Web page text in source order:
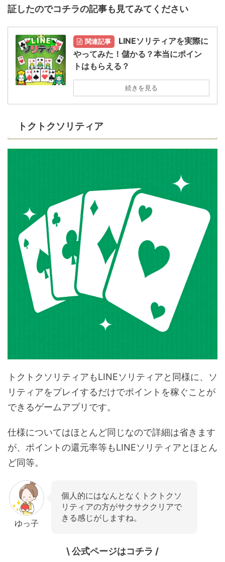
証したのでコチラの記事も見てみてください
関連記事
LINEソリティアを実際に
やってみた！儲かる？本当にポイン
トはもらえる？
続きを見る
トクトクソリティア
トクトクソリティアもLINEソリティアと同様に、ソ
リティアをプレイするだけでポイントを稼ぐことが
できるゲームアプリです。
仕様についてはほとんど同じなので詳細は省きます
が、ポイントの還元率等もLINEソリティアとほとん
ど同等。
ゆっ子
個人的にはなんとなくトクトクソ
リティアの方がサクサククリアで
きる感じがしますね。
\ 公式ページはコチラ /